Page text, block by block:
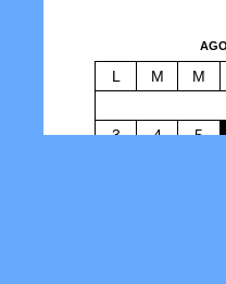
L M M
3
4 5